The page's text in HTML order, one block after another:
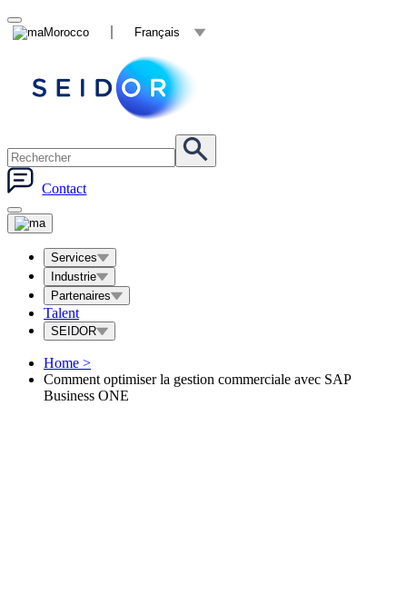
Morocco Français
Contact
Services
Industrie
Partenaires
Talent
SEIDOR
Home >
Comment optimiser la gestion commerciale avec SAP
Business ONE